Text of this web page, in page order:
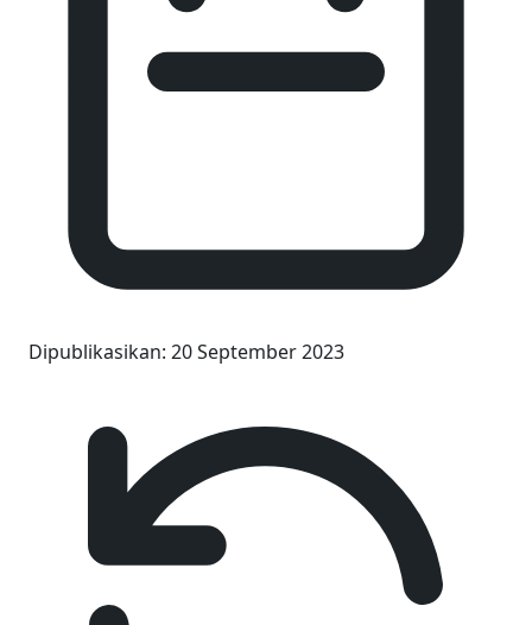
Dipublikasikan: 20 September 2023